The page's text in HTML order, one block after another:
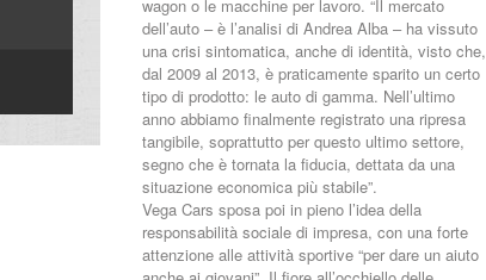
wagon o le macchine per lavoro. “Il mercato
dell’auto – è l’analisi di Andrea Alba – ha vissuto
una crisi sintomatica, anche di identità, visto che,
dal 2009 al 2013, è praticamente sparito un certo
tipo di prodotto: le auto di gamma. Nell’ultimo
anno abbiamo finalmente registrato una ripresa
tangibile, soprattutto per questo ultimo settore,
segno che è tornata la fiducia, dettata da una
situazione economica più stabile”.
Vega Cars sposa poi in pieno l’idea della
responsabilità sociale di impresa, con una forte
attenzione alle attività sportive “per dare un aiuto